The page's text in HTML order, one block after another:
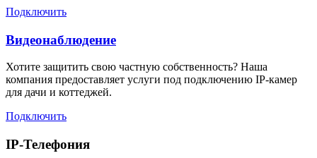
Подключить
Видеонаблюдение
Хотите защитить свою частную собственность? Наша
компания предоставляет услуги под подключению IP-камер
для дачи и коттеджей.
Подключить
IP-Телефония